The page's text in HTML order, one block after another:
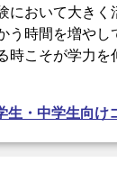
において大きく
う時間を増やし
時こそが学力を
生・中学生向け